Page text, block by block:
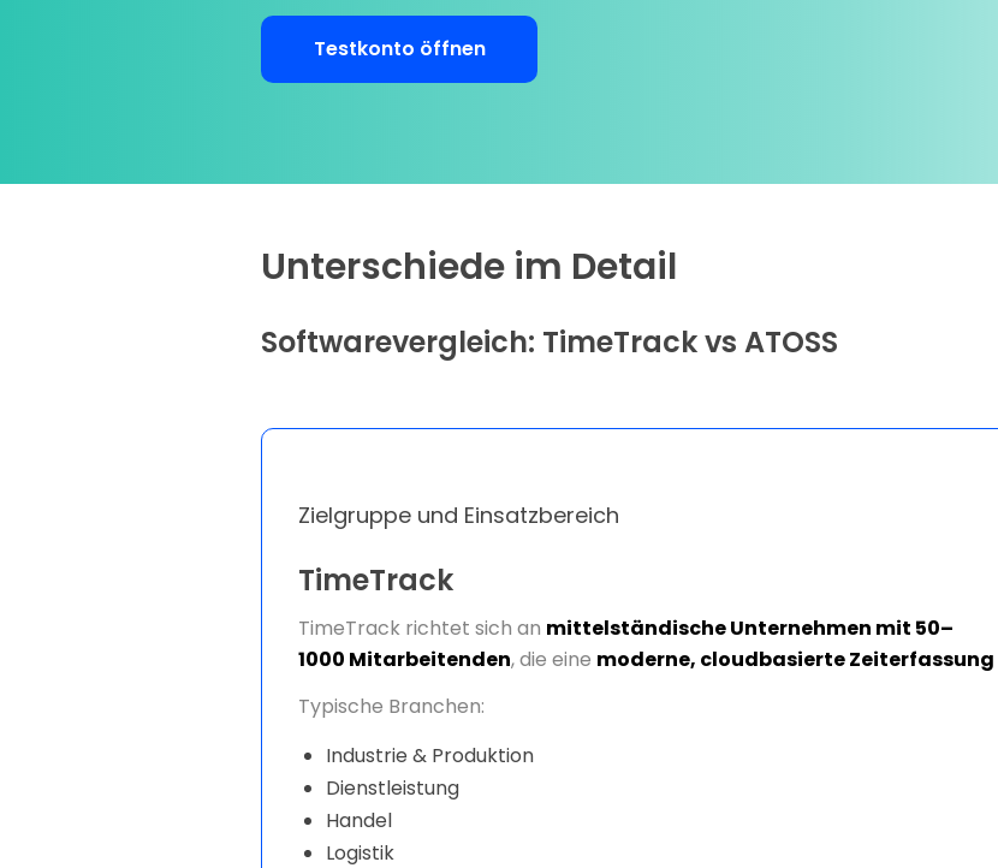
Testkonto öffnen
Unterschiede im Detail
Softwarevergleich: TimeTrack vs ATOSS
Zielgruppe und Einsatzbereich
TimeTrack
TimeTrack richtet sich an mittelständischeUnternehmen mit 50–
1000 Mitarbeitenden,die eine moderne, cloudbasierteZeiterfassung
Typische Branchen:
Industrie & Produktion
Dienstleistung
Handel
Logistik